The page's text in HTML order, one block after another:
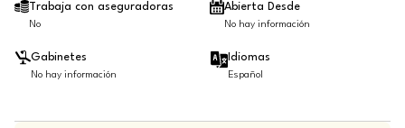
Trabaja con aseguradoras
No
Abierta Desde
No hay información
Gabinetes
No hay información
Idiomas
Español